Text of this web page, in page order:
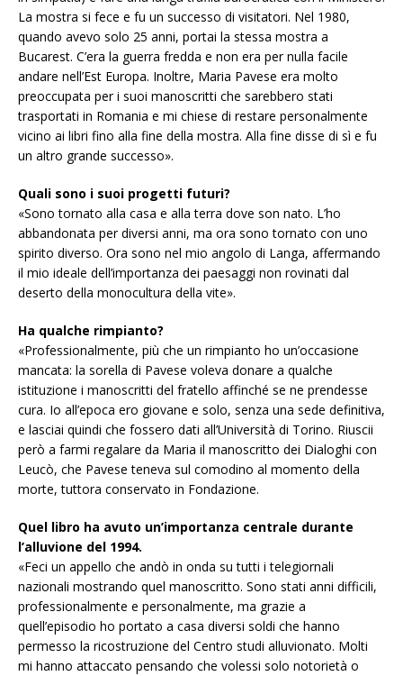
La mostra si fece e fu un successo di visitatori. Nel 1980,
quando avevo solo 25 anni, portai la stessa mostra a
Bucarest. C’era la guerra fredda e non era per nulla facile
andare nell’Est Europa. Inoltre, Maria Pavese era molto
preoccupata per i suoi manoscritti che sarebbero stati
trasportati in Romania e mi chiese di restare personalmente
vicino ai libri fino alla fine della mostra. Alla fine disse di sì e fu
un altro grande successo».
Quali sono i suoi progetti futuri?
«Sono tornato alla casa e alla terra dove son nato. L’ho
abbandonata per diversi anni, ma ora sono tornato con uno
spirito diverso. Ora sono nel mio angolo di Langa, affermando
il mio ideale dell’importanza dei paesaggi non rovinati dal
deserto della monocultura della vite».
Ha qualche rimpianto?
«Professionalmente, più che un rimpianto ho un’occasione
mancata: la sorella di Pavese voleva donare a qualche
istituzione i manoscritti del fratello affinché se ne prendesse
cura. Io all’epoca ero giovane e solo, senza una sede definitiva,
e lasciai quindi che fossero dati all’Università di Torino. Riuscii
però a farmi regalare da Maria il manoscritto dei Dialoghi con
Leucò, che Pavese teneva sul comodino al momento della
morte, tuttora conservato in Fondazione.
Quel libro ha avuto un’importanza centrale durante
l’alluvione del 1994.
«Feci un appello che andò in onda su tutti i telegiornali
nazionali mostrando quel manoscritto. Sono stati anni difficili,
professionalmente e personalmente, ma grazie a
quell’episodio ho portato a casa diversi soldi che hanno
permesso la ricostruzione del Centro studi alluvionato. Molti
mi hanno attaccato pensando che volessi solo notorietà o